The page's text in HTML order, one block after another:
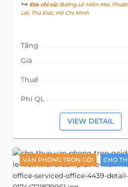
Địa chỉ cũ:đường Lê Hiến Mai,
Lợi, Thủ Đức, Hồ Chí Minh
Tầng
Giá
Thuế
Phí QL
VIEW DETAIL
VĂN PHÒNG TRỌN GÓI CHO